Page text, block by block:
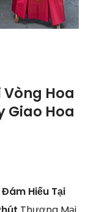
Vòng Hoa
Giao Hoa
Hiếu Tại